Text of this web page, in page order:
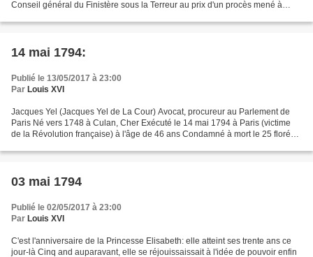
Conseil général du Finistère sous la Terreur au prix d'un procès mené à
14 mai 1794:
Publié le 13/05/2017 à 23:00
Par Louis XVI
Jacques Yel (Jacques Yel de La Cour) Avocat, procureur au Parlement de
Paris Né vers 1748 à Culan, Cher Exécuté le 14 mai 1794 à Paris (victime
de la Révolution française) à l'âge de 46 ans Condamné à mort le 25 floréal
03 mai 1794
Publié le 02/05/2017 à 23:00
Par Louis XVI
C'est l'anniversaire de la Princesse Elisabeth: elle atteint ses trente ans ce
jour-là Cinq and auparavant, elle se réjouissaissait à l'idée de pouvoir enfin